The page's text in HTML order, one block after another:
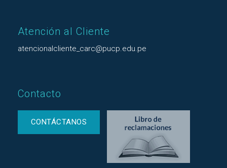
Atención al Cliente
atencionalcliente_carc@pucp.edu.pe
Contacto
CONTÁCTANOS